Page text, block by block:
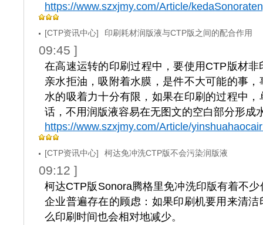
https://www.szxjmy.com/Article/
[CTP资讯中心] 印刷耗材润版液与CTP版之间的配合作用
09:45 ]
在高速运转的印刷过程中，要使用CTP版材
亲水拒油，吸附着水膜，是件不大可能的事
水的吸着力十分有限，如果在印刷的过程中
话，不用润版液容易在无图文的空白部分形成
https://www.szxjmy.com/Article/
[CTP资讯中心] 柯达免冲洗CTP版不会污染润版液
09:12 ]
柯达CTP版Sonora腾格里免冲洗印版有着不
企业普遍存在的顾虑：如果印刷机要用来清
么印刷时间也会相对地减少。